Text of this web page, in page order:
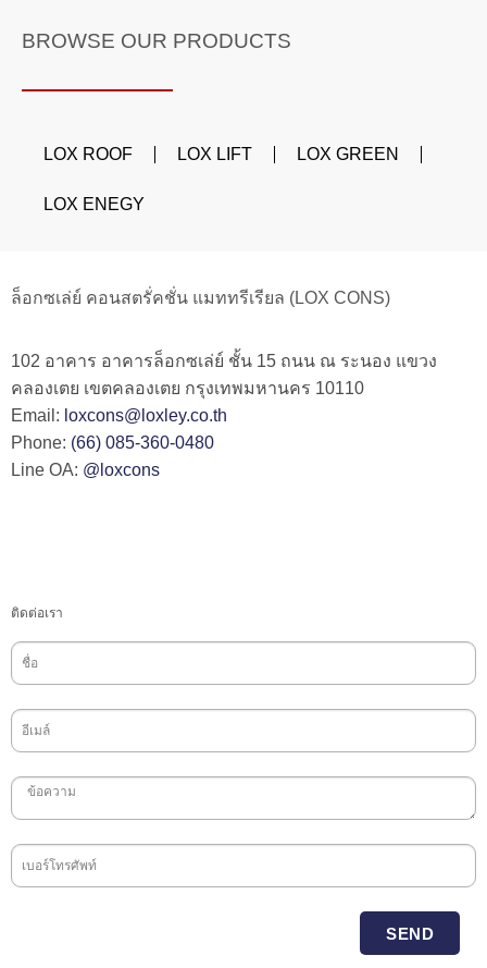
BROWSE OUR PRODUCTS
LOX ROOF LOX LIFT LOX GREEN
LOX ENEGY
ล็อกซเล่ย์ คอนสตรั่คชั่น แมททรีเรียล (LOX CONS)
102 อาคาร อาคารล็อกซเล่ย์ ชั้น 15 ถนน ณ ระนอง แขวง
คลองเตย เขตคลองเตย กรุงเทพมหานคร 10110
Email: loxcons@loxley.co.th
Phone: (66) 085-360-0480
Line OA: @loxcons
ติดต่อเรา
SEND